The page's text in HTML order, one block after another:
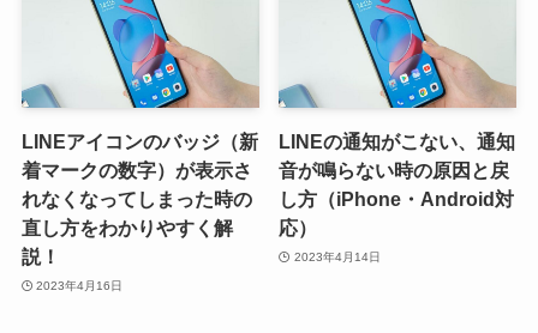
LINEアイコンのバッジ（新
着マークの数字）が表示さ
れなくなってしまった時の
直し方をわかりやすく解
説！
2023年4月16日
LINEの通知がこない、通知
音が鳴らない時の原因と戻
し方（iPhone・Android対
応）
2023年4月14日